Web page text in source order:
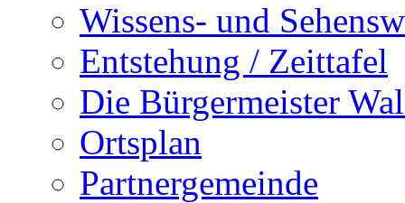
Wissens- und
Entstehung / Zeittafel
Die Bürgermeister
Ortsplan
Partnergemeinde